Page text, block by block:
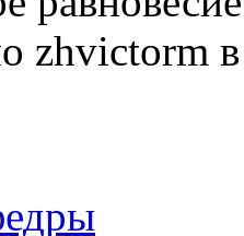
zhvictorm